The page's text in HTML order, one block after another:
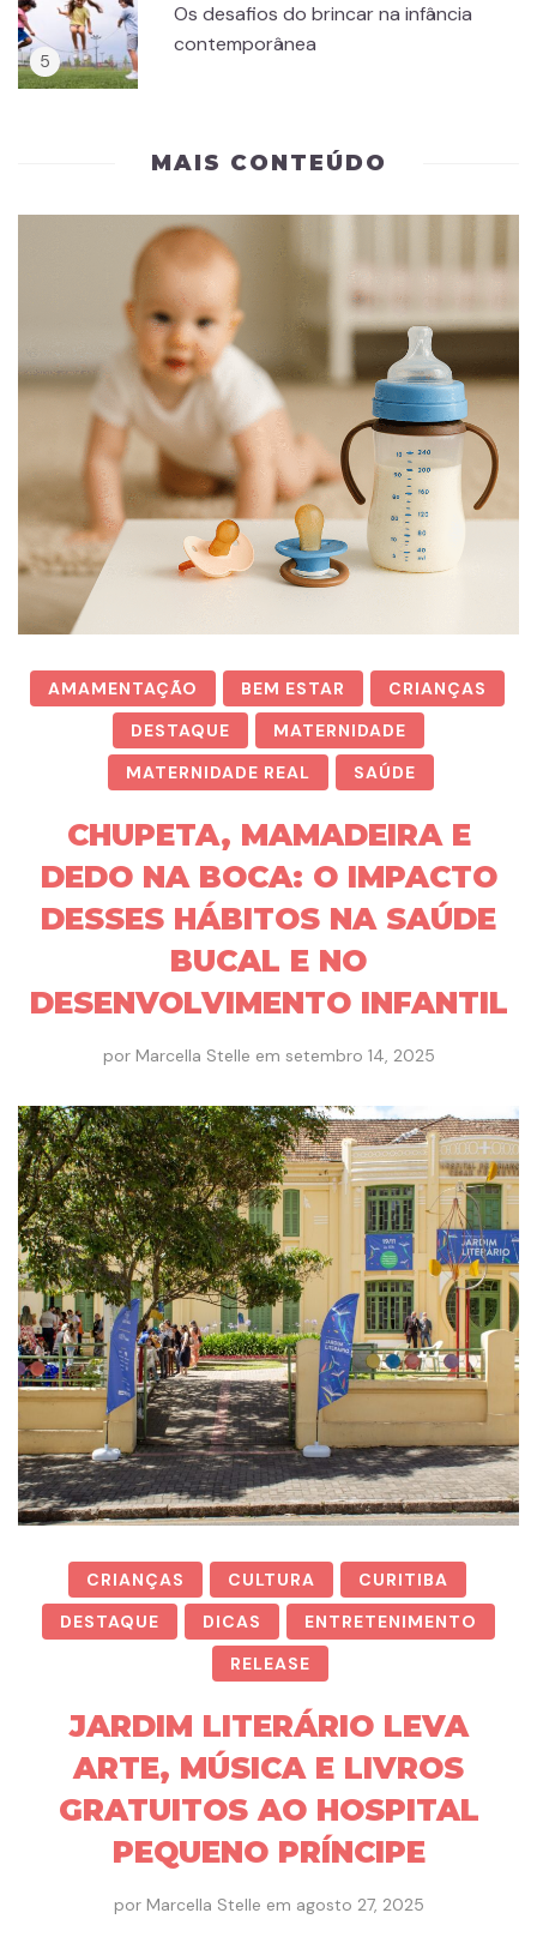
Os desafios do brincar na infância
contemporânea
MAIS CONTEÚDO
AMAMENTAÇÃO BEM ESTAR
CRIANÇAS
DESTAQUE
MATERNIDADE
MATERNIDADE REAL
SAÚDE
CHUPETA, MAMADEIRA E
DEDO NA BOCA: O IMPACTO
DESSES HÁBITOS NA SAÚDE
BUCAL E NO
DESENVOLVIMENTO INFANTIL
por Marcella Stelle em setembro 14, 2025
CRIANÇAS CULTURA
CURITIBA
DESTAQUE
DICAS
ENTRETENIMENTO
RELEASE
JARDIM LITERÁRIO LEVA
ARTE, MÚSICA E LIVROS
GRATUITOS AO HOSPITAL
PEQUENO PRÍNCIPE
por Marcella Stelle em agosto 27, 2025